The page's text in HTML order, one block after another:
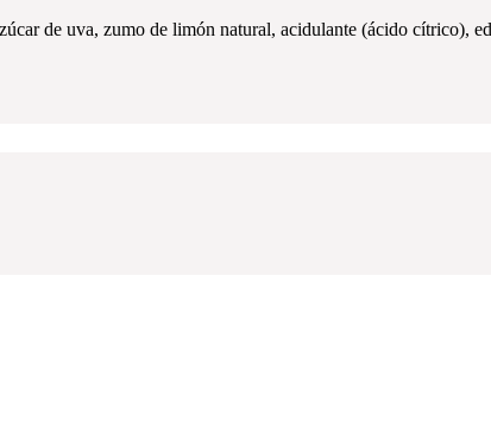
de uva, zumo de limón natural, acidulante (ácido cítrico),